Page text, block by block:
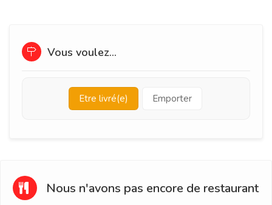
Vous voulez...
Etre livré(e) Emporter
Nous n'avons pas encore de restaurant